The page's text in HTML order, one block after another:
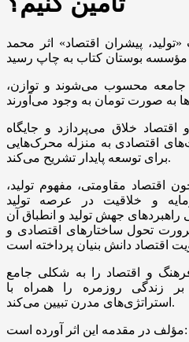
پیشران اقتصاد» اثر محمد
جامعه محسوب می‌شوند و توازن،
خلاق می‌پردازد و جایگاه
اقتصادی به منزله محرک‌هایی
برای توسعه پایدار تشریح می‌کند.
اقتصاد مقاومتی، مفهوم تولید،
و خلاقیت در عرصه تولید
راهبردهای جهش تولید و انطباق آن
تحول ساختارهای اقتصادی و
فرهنگ و اقتصاد را به شکلی جامع
زندگی روزمره را همراه با
استراتژی‌های مدرن تبیین می‌کند.
مؤلف در مقدمه این اثر آورده است: